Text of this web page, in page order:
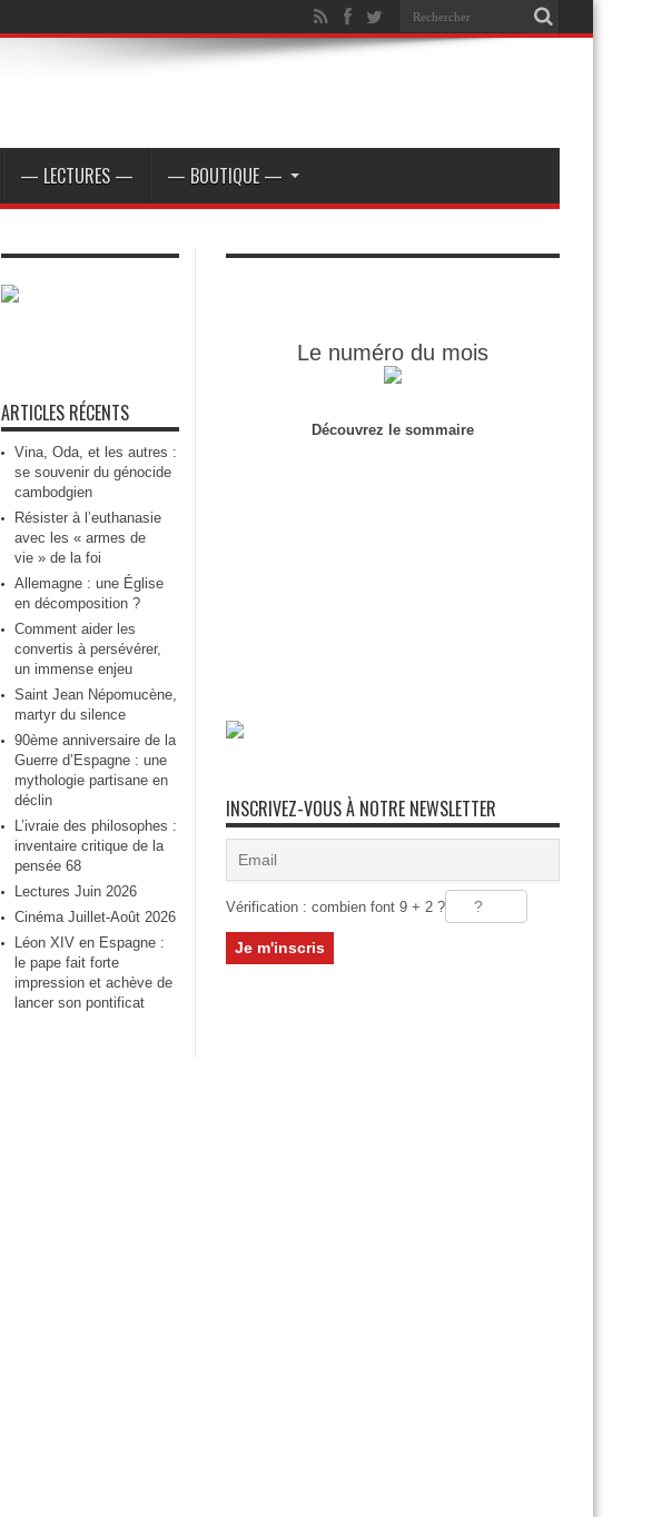
— LECTURES — — BOUTIQUE —
ARTICLES RÉCENTS
Vina, Oda, et les autres :
se souvenir du génocide
cambodgien
Résister à l’euthanasie
avec les « armes de
vie » de la foi
Allemagne : une Église
en décomposition ?
Comment aider les
convertis à persévérer,
un immense enjeu
Saint Jean Népomucène,
martyr du silence
90ème anniversaire de la
Guerre d’Espagne : une
mythologie partisane en
déclin
L’ivraie des philosophes :
inventaire critique de la
pensée 68
Lectures Juin 2026
Cinéma Juillet-Août 2026
Léon XIV en Espagne :
le pape fait forte
impression et achève de
lancer son pontificat
Le numéro du mois
Découvrez le sommaire
INSCRIVEZ-VOUS À NOTRE NEWSLETTER
Vérification : combien font 9 + 2 ?